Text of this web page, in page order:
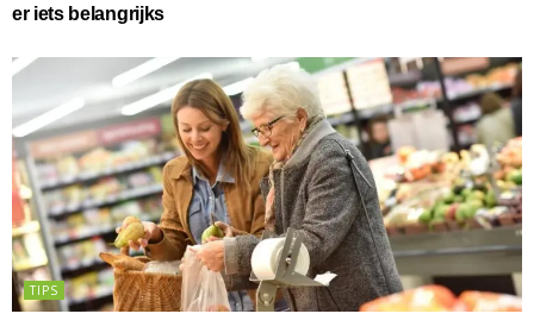
er iets belangrijks
TIPS